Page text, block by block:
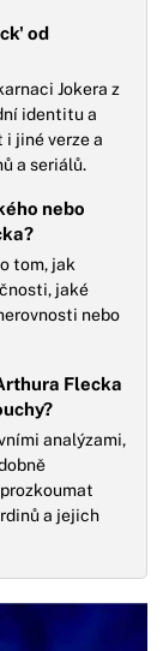
od
Jokera z
identitu a
i jiné verze a
a seriálů.
nebo
tom, jak
jaké
nebo
Flecka
analýzami,
a jejich